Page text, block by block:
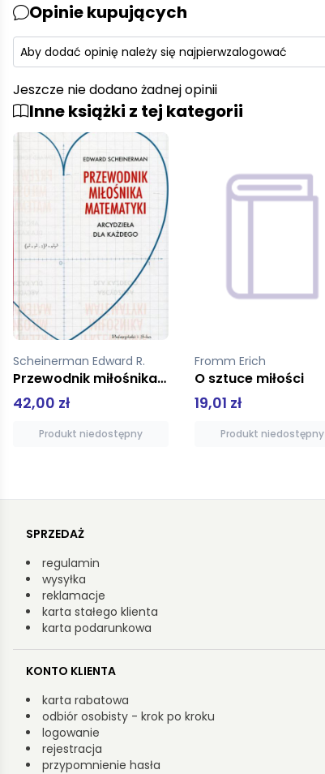
Opinie kupujących
Aby dodać opinię należy się najpierwzalogować
Jeszcze nie dodano żadnej opinii
Inne książki z tej kategorii
Fromm Erich
O sztuce miłości
19,01 zł
Produkt niedostępny
Genow Magdalena
39,90 zł
Produkt niedostępny
SPRZEDAŻ
regulamin
wysyłka
reklamacje
karta stałego klienta
karta podarunkowa
KONTO KLIENTA
karta rabatowa
odbiór osobisty - krok po kroku
logowanie
rejestracja
przypomnienie hasła